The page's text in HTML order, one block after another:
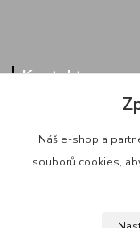
Kontakty
+420
Náš e-shop a
souborů cookies,